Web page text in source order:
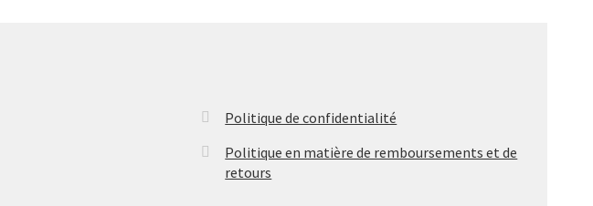
Politique de confidentialité
Politique en matière de remboursements et de
retours